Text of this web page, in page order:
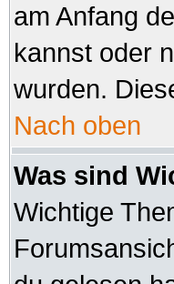
am Anfang
kannst oder
wurden.
Nach oben
Was sind
Wichtige